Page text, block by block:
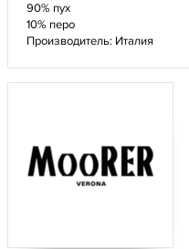
90% пух
10% перо
Производитель: Италия